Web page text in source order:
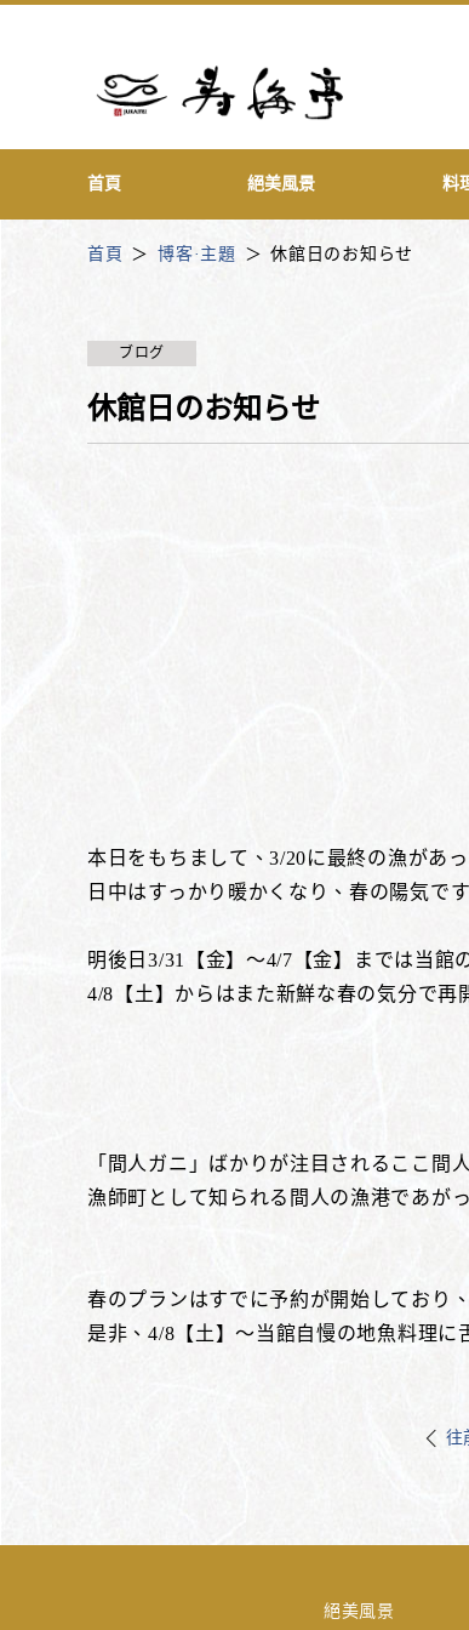
首頁 絕美風景 料
首頁 博客·主題 休館日のお知らせ
ブログ
休館日のお知らせ
本日をもちまして、3/20に最終の漁があ
日中はすっかり暖かくなり、春の陽気で
明後日3/31【金】～4/7【金】までは当館
4/8【土】からはまた新鮮な春の気分で再
「間人ガニ」ばかりが注目されるここ間
漁師町として知られる間人の漁港であが
春のプランはすでに予約が開始しており
是非、4/8【土】～当館自慢の地魚料理に
往
絕美風景